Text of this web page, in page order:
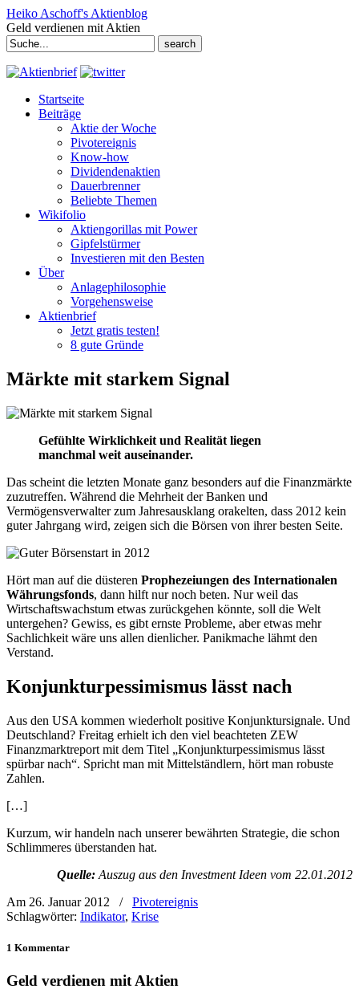
Heiko Aschoff's Aktienblog
Geld verdienen mit Aktien
Search
for:
Startseite
Beiträge
Aktie der Woche
Pivotereignis
Know-how
Dividendenaktien
Dauerbrenner
Beliebte Themen
Wikifolio
Aktiengorillas mit Power
Gipfelstürmer
Investieren mit den Besten
Über
Anlagephilosophie
Vorgehensweise
Aktienbrief
Jetzt gratis testen!
8 gute Gründe
Märkte mit starkem Signal
Gefühlte Wirklichkeit und Realität liegen
manchmal weit auseinander.
Das scheint die letzten Monate ganz besonders auf die Finanzmärkte
zuzutreffen. Während die Mehrheit der Banken und
Vermögensverwalter zum Jahresausklang orakelten, dass 2012 kein
guter Jahrgang wird, zeigen sich die Börsen von ihrer besten Seite.
Hört man auf die düsteren Prophezeiungen des Internationalen
Währungsfonds, dann hilft nur noch beten. Nur weil das
Wirtschaftswachstum etwas zurückgehen könnte, soll die Welt
untergehen? Gewiss, es gibt ernste Probleme, aber etwas mehr
Sachlichkeit wäre uns allen dienlicher. Panikmache lähmt den
Verstand.
Konjunkturpessimismus lässt nach
Aus den USA kommen wiederholt positive Konjunktursignale. Und
Deutschland? Freitag erhielt ich den viel beachteten ZEW
Finanzmarktreport mit dem Titel „Konjunkturpessimismus lässt
spürbar nach“. Spricht man mit Mittelständlern, hört man robuste
Zahlen.
[…]
Kurzum, wir handeln nach unserer bewährten Strategie, die schon
Schlimmeres überstanden hat.
Quelle: Auszug aus den Investment Ideen vom 22.01.2012
Am 26. Januar 2012
/
Pivotereignis
Schlagwörter: Indikator, Krise
1 Kommentar
Geld verdienen mit Aktien